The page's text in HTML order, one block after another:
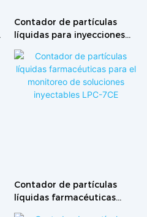
Contador de partículas
líquidas para inyecciones
farmacéuticas y análisis de
agua LPC-16DA
Contador de partículas
líquidas farmacéuticas
para el monitoreo de